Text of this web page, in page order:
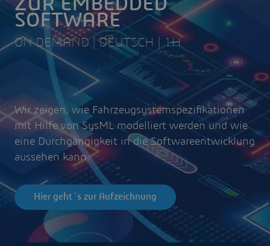
ZUR EMBEDDED
SOFTWARE
ON DEMAND | DEUTSCH | 1H
Wir zeigen, wie Fahrzeugsystemspezifikationen
mit Hilfe von SysML modelliert werden und wie
eine Durchgängigkeit in die Softwareentwicklung
aussehen kann.
Hier geht´s zur Aufzeichnung